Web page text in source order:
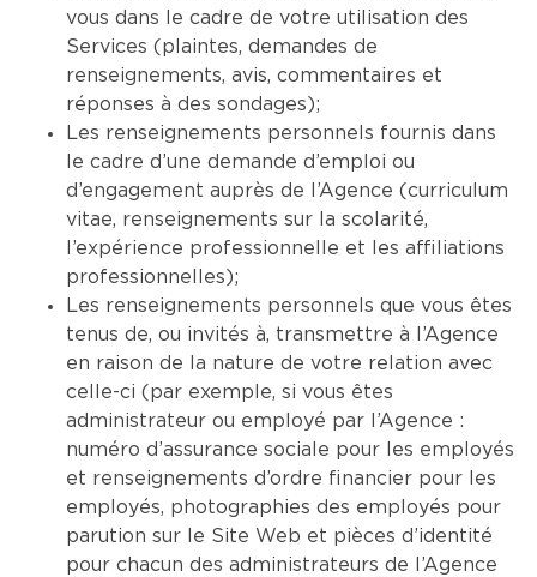
vous dans le cadre de votre utilisation des
Services (plaintes, demandes de
renseignements, avis, commentaires et
réponses à des sondages);
Les renseignements personnels fournis dans
le cadre d’une demande d’emploi ou
d’engagement auprès de l’Agence (curriculum
vitae, renseignements sur la scolarité,
l’expérience professionnelle et les affiliations
professionnelles);
Les renseignements personnels que vous êtes
tenus de, ou invités à, transmettre à l’Agence
en raison de la nature de votre relation avec
celle-ci (par exemple, si vous êtes
administrateur ou employé par l’Agence :
numéro d’assurance sociale pour les employés
et renseignements d’ordre financier pour les
employés, photographies des employés pour
parution sur le Site Web et pièces d’identité
pour chacun des administrateurs de l’Agence